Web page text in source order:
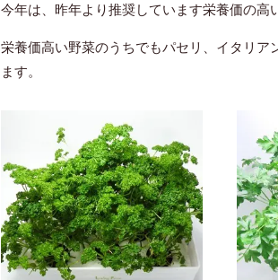
今年は、昨年より推奨しています栄養価の高
栄養価高い野菜のうちでもパセリ、イタリ
ます。